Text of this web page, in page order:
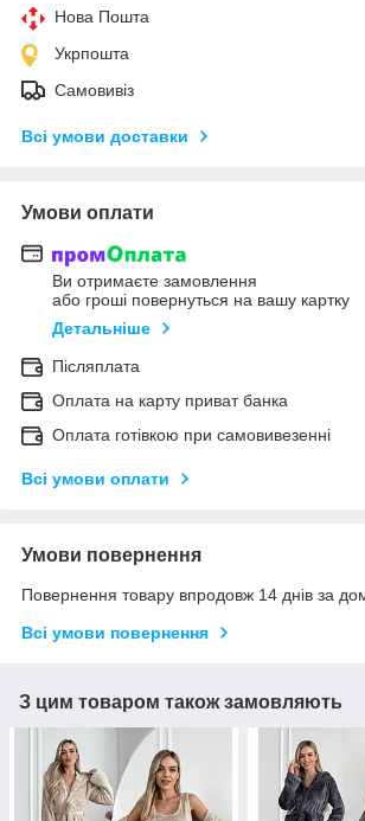
Нова Пошта
Укрпошта
Самовивіз
Всі умови доставки
Умови оплати
Ви отримаєте замовлення
або гроші повернуться на вашу картку
Детальніше
Післяплата
Оплата на карту приват банка
Оплата готівкою при самовивезенні
Всі умови оплати
Умови повернення
Повернення товару впродовж 14 днів за
Всі умови повернення
З цим товаром також замовляють